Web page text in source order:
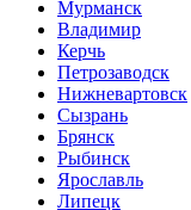
Мурманск
Владимир
Керчь
Петрозаводск
Нижневартовск
Сызрань
Брянск
Рыбинск
Ярославль
Липецк